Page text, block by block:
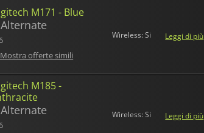
M171 - Blue
Alternate
Mostra offerte simili
Wireless: Si Leggi di più
M185 -
Alternate Wireless: Si Leggi di più